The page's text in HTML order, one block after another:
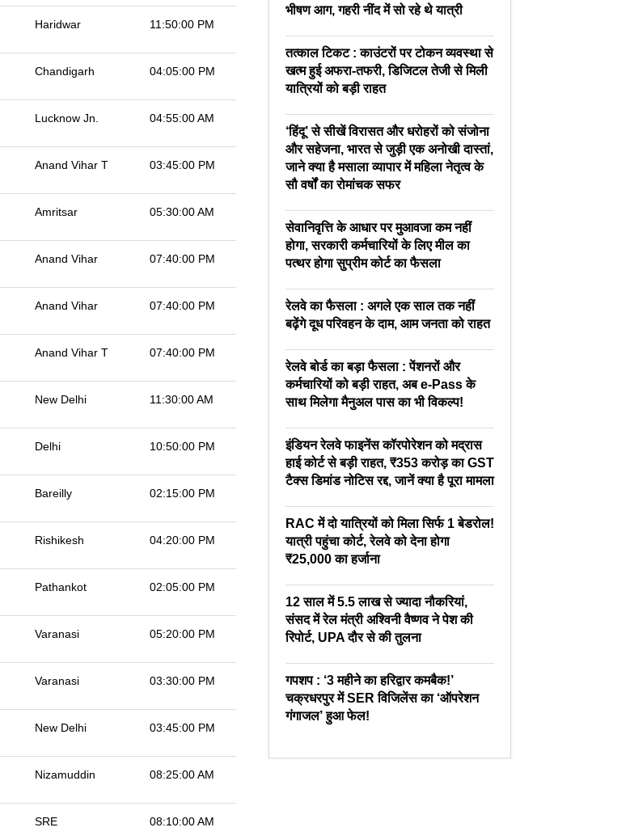
Haridwar 11:50:00 PM
Chandigarh 04:05:00 PM
Lucknow Jn. 04:55:00 AM
Anand Vihar T 03:45:00 PM
Amritsar 05:30:00 AM
Anand Vihar 07:40:00 PM
Anand Vihar 07:40:00 PM
Anand Vihar T 07:40:00 PM
New Delhi 11:30:00 AM
Delhi 10:50:00 PM
Bareilly 02:15:00 PM
Rishikesh 04:20:00 PM
Pathankot 02:05:00 PM
Varanasi 05:20:00 PM
Varanasi 03:30:00 PM
New Delhi 03:45:00 PM
Nizamuddin 08:25:00 AM
SRE 08:10:00 AM
भीषण आग, गहरी नींद में सो रहे थे यात्री
तत्काल टिकट : काउंटरों पर टोकन व्यवस्था से
खत्म हुई अफरा-तफरी, डिजिटल तेजी से मिली
यात्रियों को बड़ी राहत
‘हिंदू’ से सीखें विरासत और धरोहरों को संजोना
और सहेजना, भारत से जुड़ी एक अनोखी दास्तां,
जाने क्या है मसाला व्यापार में महिला नेतृत्व के
सौ वर्षों का रोमांचक सफर
सेवानिवृत्ति के आधार पर मुआवजा कम नहीं
होगा, सरकारी कर्मचारियों के लिए मील का
पत्थर होगा सुप्रीम कोर्ट का फैसला
रेलवे का फैसला : अगले एक साल तक नहीं
बढ़ेंगे दूध परिवहन के दाम, आम जनता को राहत
रेलवे बोर्ड का बड़ा फैसला : पेंशनरों और
कर्मचारियों को बड़ी राहत, अब e-Pass के
साथ मिलेगा मैनुअल पास का भी विकल्प!
इंडियन रेलवे फाइनेंस कॉरपोरेशन को मद्रास
हाई कोर्ट से बड़ी राहत, ₹353 करोड़ का GST
टैक्स डिमांड नोटिस रद्द, जानें क्या है पूरा मामला
RAC में दो यात्रियों को मिला सिर्फ 1 बेडरोल!
यात्री पहुंचा कोर्ट, रेलवे को देना होगा
₹25,000 का हर्जाना
12 साल में 5.5 लाख से ज्यादा नौकरियां,
संसद में रेल मंत्री अश्विनी वैष्णव ने पेश की
रिपोर्ट, UPA दौर से की तुलना
गपशप : ‘3 महीने का हरिद्वार कमबैक!’
चक्रधरपुर में SER विजिलेंस का ‘ऑपरेशन
गंगाजल’ हुआ फेल!